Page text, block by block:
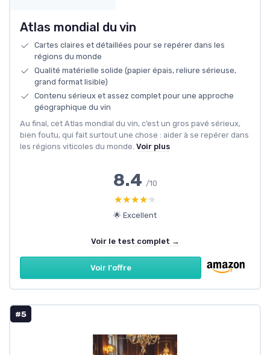
Atlas mondial du vin
Cartes claires et détaillées pour se repérer dans les
régions du monde
Qualité matérielle solide (papier épais, reliure sérieuse,
grand format lisible)
Contenu sérieux et assez complet pour une approche
géographique du vin
Au final, cet Atlas mondial du vin, c’est un gros pavé sérieux,
bien foutu, qui fait surtout une chose : aider à se repérer dans
les régions viticoles du monde. Voir plus
8.4 /10
★★★★★
★★★★★
🌟 Excellent
Voir le test complet →
Voir l'offre
#5